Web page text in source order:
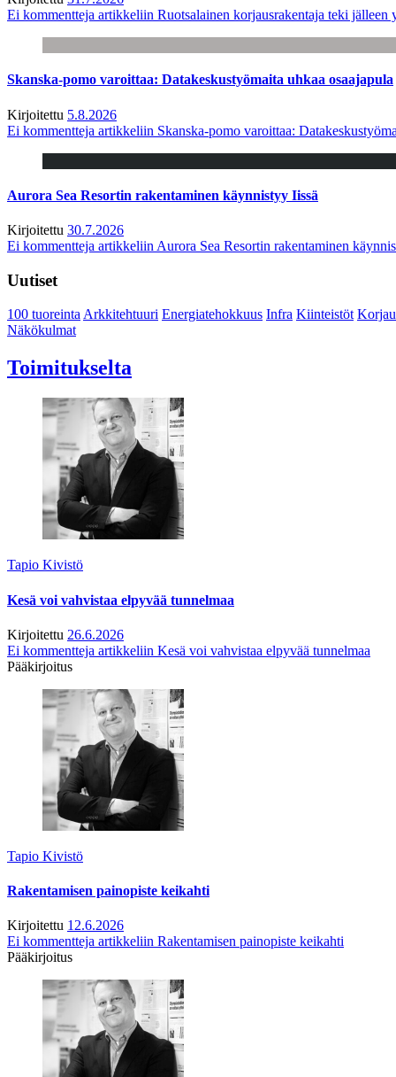
Ei kommentteja artikkeliin Ruotsalainen korjausrakentaja teki jälleen
Skanska-pomo varoittaa: Datakeskustyömaita uhkaa osaajapula
Kirjoitettu 5.8.2026
Ei kommentteja artikkeliin Skanska-pomo varoittaa:
Aurora Sea Resortin rakentaminen käynnistyy Iissä
Kirjoitettu 30.7.2026
Ei kommentteja artikkeliin Aurora Sea Resortin rakentaminen
Uutiset
100 tuoreintaArkkitehtuuri Energiatehokkuus Infra Kiinteistöt
Näkökulmat
Toimitukselta
Tapio Kivistö
Kesä voi vahvistaa elpyvää tunnelmaa
Kirjoitettu 26.6.2026
Ei kommentteja artikkeliin Kesä voi vahvistaa elpyvää tunnelmaa
Pääkirjoitus
Tapio Kivistö
Rakentamisen painopiste keikahti
Kirjoitettu 12.6.2026
Ei kommentteja artikkeliin Rakentamisen painopiste keikahti
Pääkirjoitus